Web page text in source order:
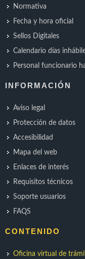
Normativa
Fecha y hora oficial
Sellos Digitales
Calendario días
Personal funcionario
INFORMACIÓN
Aviso legal
Protección de datos
Accesibilidad
Mapa del web
Enlaces de interés
Requisitos técnicos
Soporte usuarios
FAQS
CONTENIDO
Oficina virtual de